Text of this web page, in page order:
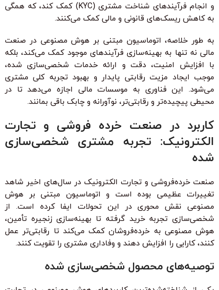
و انجام فرآیندهای شناخت مشتری (KYC) کمک کند، که همگی
به کاهش ریسک‌های قانونی و مالی کمک می‌کنند.
به طور خلاصه، اتوماسیون مبتنی بر هوش مصنوعی در صنعت
مالی نه تنها به بهینه‌سازی فرآیندهای موجود کمک می‌کند، بلکه
با افزایش امنیت، دقت و ارائه خدمات شخصی‌سازی شده،
موجب ایجاد مزیت رقابتی پایدار و بهبود تجربه کلی مشتری
می‌شود. این فناوری به موسسات مالی اجازه می‌دهد تا در
محیطی پیچیده‌تر و رقابتی‌تر، نوآورانه و چابک باقی بمانند.
کاربرد در صنعت خرده فروشی و تجارت
الکترونیک: تجربه مشتری شخصی‌سازی
شده
صنعت خرده‌فروشی و تجارت الکترونیک در سال‌های اخیر شاهد
تغییرات عظیمی بوده است و اتوماسیون مبتنی بر هوش
مصنوعی نقش محوری در این تحولات ایفا کرده است. از
شخصی‌سازی تجربه خرید گرفته تا بهینه‌سازی زنجیره تأمین،
هوش مصنوعی به خرده‌فروشان کمک می‌کند تا رقابتی‌تر عمل
کنند، کارایی را افزایش دهند و وفاداری مشتری را تقویت کنند.
توصیه‌های محصول شخصی‌سازی شده